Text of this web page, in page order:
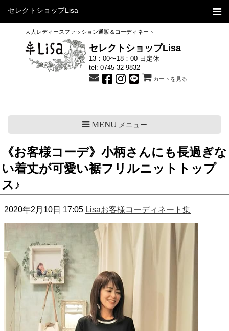
セレクトショップLisa
大人レディースファッション通販＆コーディネート
セレクトショップLisa
13：00〜18：00 日定休
tel: 0745-32-9832
カートを見る
MENUメニュー
《お客様コーデ》小柄さんにも長過ぎな
い着丈が可愛い裾フリルニットトップ
ス♪
2020年2月10日 17:05 Lisaお客様コーディネート集